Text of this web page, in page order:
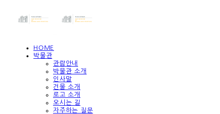
HOME
박물관
관람안내
박물관 소개
인사말
건물 소개
로고 소개
오시는 길
자주하는 질문